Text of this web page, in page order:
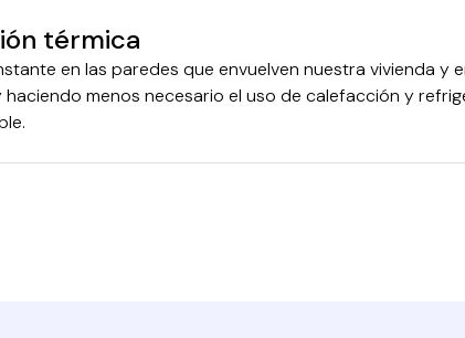
térmica
en las paredes que envuelven nuestra vivienda y
menos necesario el uso de calefacción y